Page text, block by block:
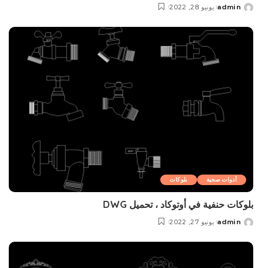
Posted
admin يونيو 28, 2022
أدوات صحية بلوکات
بلوکات حنفية في أوتوكاد ، تحميل DWG
Posted
admin يونيو 27, 2022